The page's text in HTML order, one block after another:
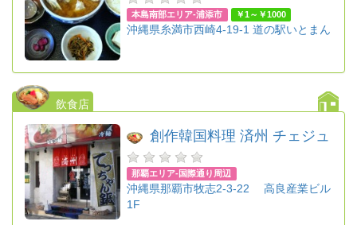
本島南部エリア-浦添市 ￥1～￥1000
沖縄県糸満市西崎4-19-1 道の駅いとまん
飲食店
創作韓国料理 済州 チェジュ
那覇エリア-国際通り周辺
沖縄県那覇市牧志2-3-22 高良産業ビル
1F